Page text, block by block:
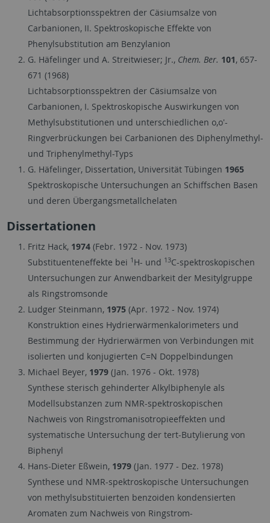
Lichtabsorptionsspektren der Cäsiumsalze von
Carbanionen, II. Spektroskopische Effekte von
Phenylsubstitution am Benzylanion
G. Häfelinger und A. Streitwieser; Jr., Chem. Ber. 101, 657-
671 (1968)
Lichtabsorptionsspektren der Cäsiumsalze von
Carbanionen, I. Spektroskopische Auswirkungen von
Methylsubstitutionen und unterschiedlichen o,o'-
Ringverbrückungen bei Carbanionen des Diphenylmethyl-
und Triphenylmethyl-Typs
G. Häfelinger, Dissertation, Universität Tübingen 1965
Spektroskopische Untersuchungen an Schiffschen Basen
und deren Übergangsmetallchelaten
Dissertationen
Fritz Hack, 1974(Febr. 1972 - Nov. 1973)
Substituenteneffekte bei 1 H- und 13C-spektroskopischen
Untersuchungen zur Anwendbarkeit der Mesitylgruppe
als Ringstromsonde
Ludger Steinmann, 1975(Apr. 1972 - Nov. 1974)
Konstruktion eines Hydrierwärmenkalorimeters und
Bestimmung der Hydrierwärmen von Verbindungen mit
isolierten und konjugierten C=N Doppelbindungen
Michael Beyer, 1979(Jan. 1976 - Okt. 1978)
Synthese sterisch gehinderter Alkylbiphenyle als
Modellsubstanzen zum NMR-spektroskopischen
Nachweis von Ringstromanisotropieeffekten und
systematische Untersuchung der tert-Butylierung von
Biphenyl
Hans-Dieter Eßwein, 1979(Jan. 1977 - Dez. 1978)
Synthese und NMR-spektroskopische Untersuchungen
von methylsubstituierten benzoiden kondensierten
Aromaten zum Nachweis von Ringstrom-